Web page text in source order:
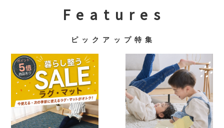
F e a t u r e s
ピ ッ ク ア ッ プ 特 集